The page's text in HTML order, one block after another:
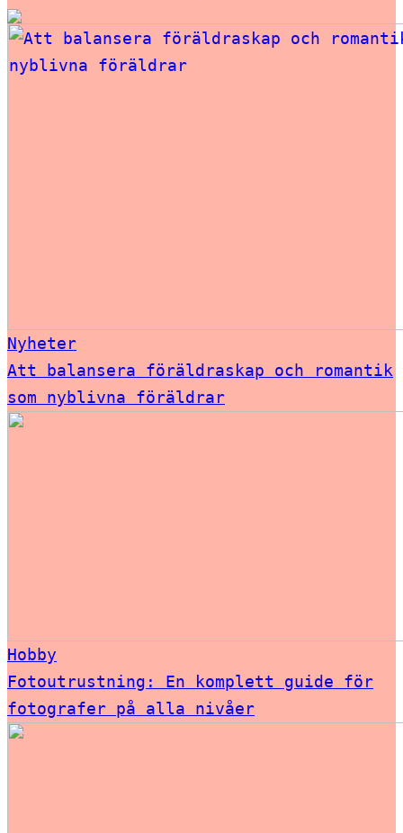
Nyheter
Att balansera föräldraskap och romantik
som nyblivna föräldrar
Hobby
Fotoutrustning: En komplett guide för
fotografer på alla nivåer